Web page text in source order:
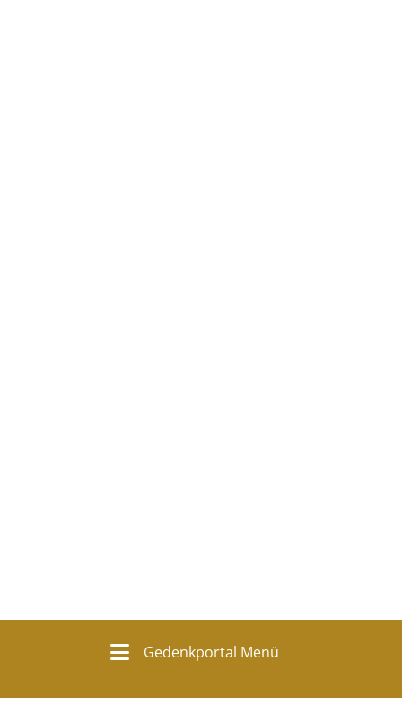
Gedenkportal Menü